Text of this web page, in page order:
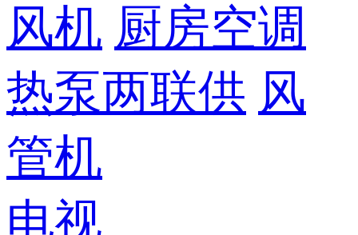
风机 厨房空调
热泵两联供 风
管机
电视